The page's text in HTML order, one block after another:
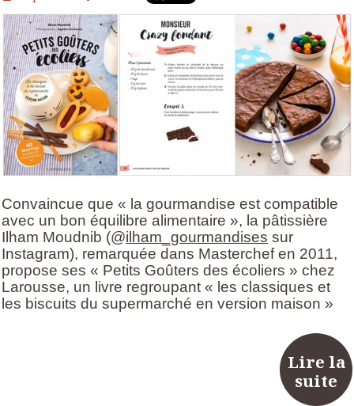
Convaincue que « la gourmandise est compatible
avec un bon équilibre alimentaire », la pâtissière
Ilham Moudnib (@ilham_gourmandises sur
Instagram), remarquée dans Masterchef en 2011,
propose ses « Petits Goûters des écoliers » chez
Larousse, un livre regroupant « les classiques et
les biscuits du supermarché en version maison »
Lire la
suite